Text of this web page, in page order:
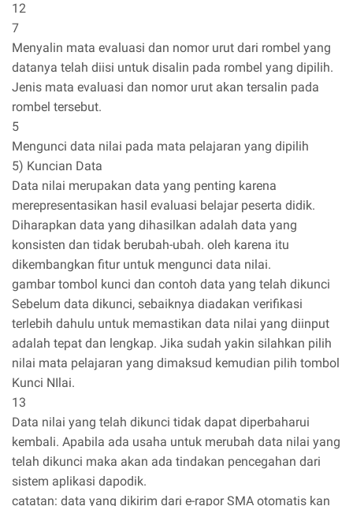
12
7
Menyalin mata evaluasi dan nomor urut dari rombel yang
datanya telah diisi untuk disalin pada rombel yang dipilih.
Jenis mata evaluasi dan nomor urut akan tersalin pada
rombel tersebut.
5
Mengunci data nilai pada mata pelajaran yang dipilih
5) Kuncian Data
Data nilai merupakan data yang penting karena
merepresentasikan hasil evaluasi belajar peserta didik.
Diharapkan data yang dihasilkan adalah data yang
konsisten dan tidak berubah-ubah. oleh karena itu
dikembangkan fitur untuk mengunci data nilai.
gambar tombol kunci dan contoh data yang telah dikunci
Sebelum data dikunci, sebaiknya diadakan verifikasi
terlebih dahulu untuk memastikan data nilai yang diinput
adalah tepat dan lengkap. Jika sudah yakin silahkan pilih
nilai mata pelajaran yang dimaksud kemudian pilih tombol
Kunci NIlai.
13
Data nilai yang telah dikunci tidak dapat diperbaharui
kembali. Apabila ada usaha untuk merubah data nilai yang
telah dikunci maka akan ada tindakan pencegahan dari
sistem aplikasi dapodik.
catatan: data yang dikirim dari e-rapor SMA otomatis kan